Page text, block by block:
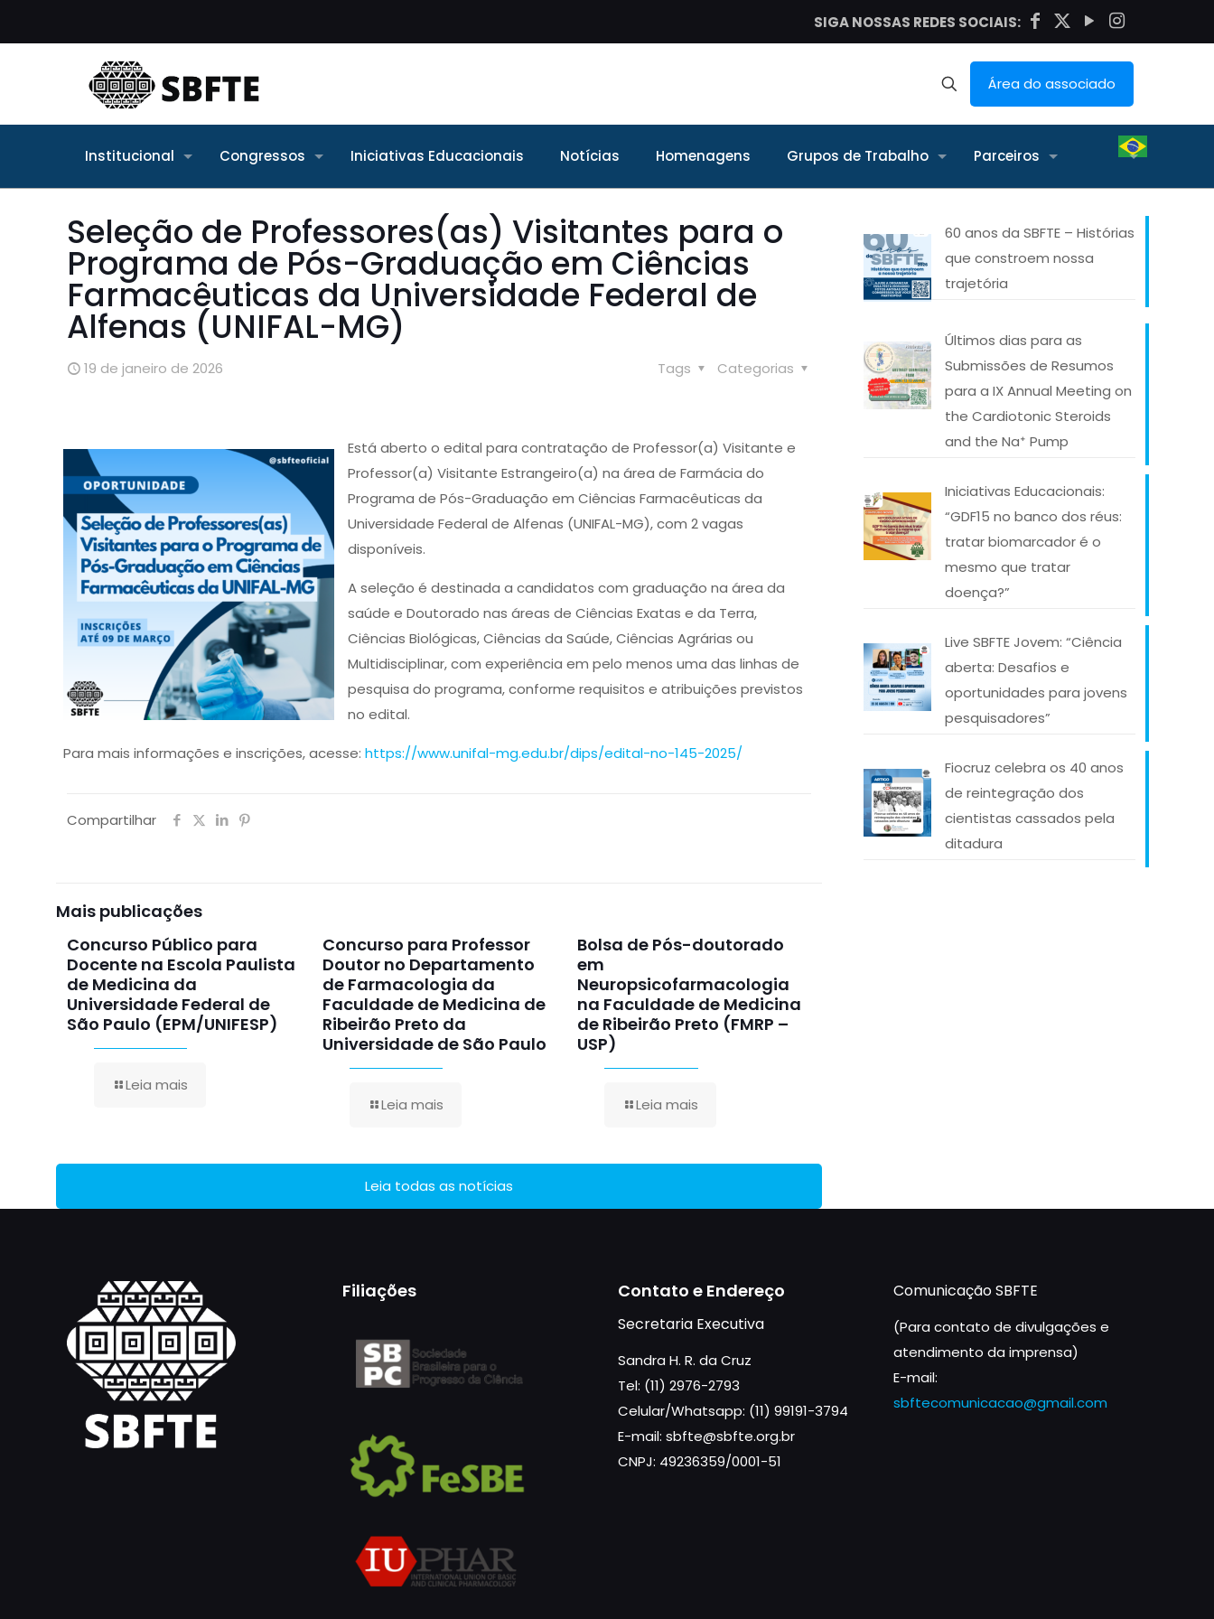
SIGA NOSSAS REDES SOCIAIS:
Área do associado
Institucional Congressos Iniciativas Educacionais Notícias Homenagens Grupos de Trabalho Parceiros
Seleção de Professores(as) Visitantes para o
Programa de Pós-Graduação em Ciências
Farmacêuticas da Universidade Federal de
Alfenas (UNIFAL-MG)
19 de janeiro de 2026 Categorias
Tags
Está aberto o edital para contratação de Professor(a) Visitante e
Professor(a) Visitante Estrangeiro(a) na área de Farmácia do
Programa de Pós-Graduação em Ciências Farmacêuticas da
Universidade Federal de Alfenas (UNIFAL-MG), com 2 vagas
disponíveis.
A seleção é destinada a candidatos com graduação na área da
saúde e Doutorado nas áreas de Ciências Exatas e da Terra,
Ciências Biológicas, Ciências da Saúde, Ciências Agrárias ou
Multidisciplinar, com experiência em pelo menos uma das linhas de
pesquisa do programa, conforme requisitos e atribuições previstos
no edital.
Para mais informações e inscrições, acesse: https://www.unifal-mg.edu.br/dips/edital-no-145-2025/
Compartilhar
Mais publicações
Concurso Público para
Docente na Escola Paulista
de Medicina da
Universidade Federal de
São Paulo (EPM/UNIFESP)
Leia mais
Concurso para Professor
Doutor no Departamento
de Farmacologia da
Faculdade de Medicina de
Ribeirão Preto da
Universidade de São Paulo
Leia mais
Bolsa de Pós-doutorado
em
Neuropsicofarmacologia
na Faculdade de Medicina
de Ribeirão Preto (FMRP –
USP)
Leia mais
Leia todas as notícias
60 anos da SBFTE – Histórias
que constroem nossa
trajetória
Últimos dias para as
Submissões de Resumos
para a IX Annual Meeting on
the Cardiotonic Steroids
and the Na⁺ Pump
Iniciativas Educacionais:
“GDF15 no banco dos réus:
tratar biomarcador é o
mesmo que tratar
doença?”
Live SBFTE Jovem: “Ciência
aberta: Desafios e
oportunidades para jovens
pesquisadores”
Fiocruz celebra os 40 anos
de reintegração dos
cientistas cassados pela
ditadura
Filiações Contato e Endereço
Secretaria Executiva
Sandra H. R. da Cruz
Tel: (11) 2976-2793
Celular/Whatsapp: (11) 99191-3794
E-mail: sbfte@sbfte.org.br
CNPJ: 49236359/0001-51
Comunicação SBFTE
(Para contato de divulgações e
atendimento da imprensa)
E-mail:
sbftecomunicacao@gmail.com